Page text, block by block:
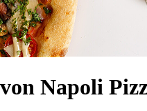
Napoli